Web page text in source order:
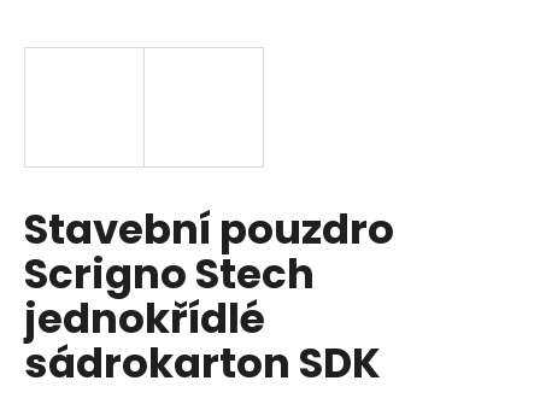
Stavební pouzdro
Scrigno Stech
jednokřídlé
sádrokarton SDK
j
?
HLEDAT
D